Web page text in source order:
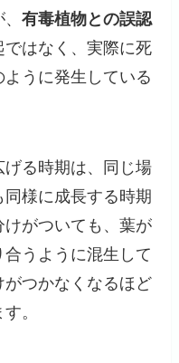
、有毒植物との誤認
はなく、実際に死
うに発生している
る時期は、同じ場
様に成長する時期
がついても、葉が
うように混生して
つかなくなるほど
。